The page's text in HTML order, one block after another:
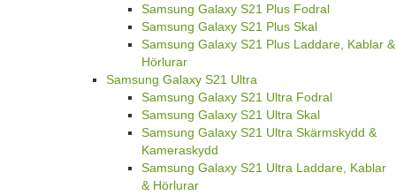
Samsung Galaxy S21 Plus Fodral
Samsung Galaxy S21 Plus Skal
Samsung Galaxy S21 Plus Laddare, Kablar &
Hörlurar
Samsung Galaxy S21 Ultra
Samsung Galaxy S21 Ultra Fodral
Samsung Galaxy S21 Ultra Skal
Samsung Galaxy S21 Ultra Skärmskydd &
Kameraskydd
Samsung Galaxy S21 Ultra Laddare, Kablar
& Hörlurar